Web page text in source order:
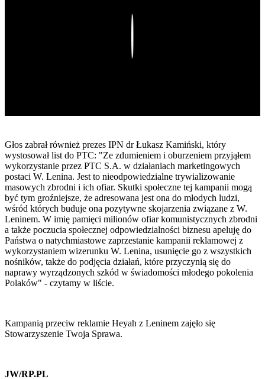
Głos zabrał również prezes IPN dr Łukasz Kamiński, który
wystosował list do PTC: "Ze zdumieniem i oburzeniem przyjąłem
wykorzystanie przez PTC S.A. w działaniach marketingowych
postaci W. Lenina. Jest to nieodpowiedzialne trywializowanie
masowych zbrodni i ich ofiar. Skutki społeczne tej kampanii mogą
być tym groźniejsze, że adresowana jest ona do młodych ludzi,
wśród których buduje ona pozytywne skojarzenia związane z W.
Leninem. W imię pamięci milionów ofiar komunistycznych zbrodni
a także poczucia społecznej odpowiedzialności biznesu apeluję do
Państwa o natychmiastowe zaprzestanie kampanii reklamowej z
wykorzystaniem wizerunku W. Lenina, usunięcie go z wszystkich
nośników, także do podjęcia działań, które przyczynią się do
naprawy wyrządzonych szkód w świadomości młodego pokolenia
Polaków" - czytamy w liście.
Kampanią przeciw reklamie Heyah z Leninem zajęło się
Stowarzyszenie Twoja Sprawa.
JW/RP.PL